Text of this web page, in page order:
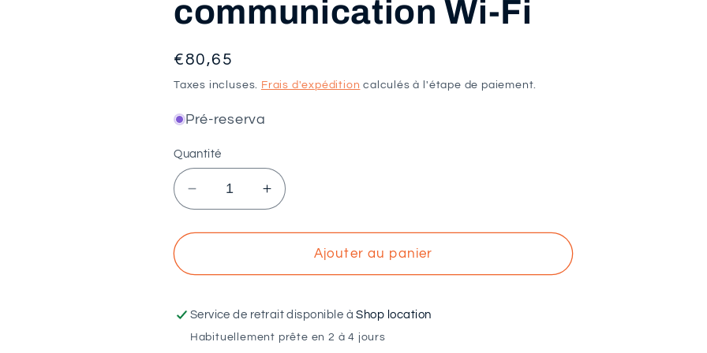
communication Wi-Fi
Prix
habituel
€80,65
Taxes incluses. Frais d'expédition calculés à l'étape de paiement.
Pré-reserva
Quantité
Réduire
la
quantité
GOODWE
Stylo
de
communication
Augmenter
la
quantité
GOODWE
Stylo
de
communication
Ajouter au panier
Service de retrait disponible àShop location
Habituellement prête en 2 à 4 jours